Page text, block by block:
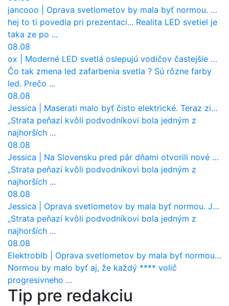
jancooo
Oprava svetlometov by mala byť normou. Jeden nový dnes stojí priemerne 1251 eur!
hej to ti povedia pri prezentaci... Realita LED svetiel je
taka ze po ...
08.08
ox
Moderné LED svetlá oslepujú vodičov častejšie než staré halogény
Čo tak zmena led zafarbenia svetla ? Sú rôzne farby
led. Prečo ...
08.08
Jessica
Maserati malo byť čisto elektrické. Teraz zisťuje, že potrebuje nový osemvalcový motor
„Strata peňazí kvôli podvodníkovi bola jedným z
najhorších ...
08.08
Jessica
Na Slovensku pred pár dňami otvorili nové mosty, ktoré to sú?
„Strata peňazí kvôli podvodníkovi bola jedným z
najhorších ...
08.08
Jessica
Oprava svetlometov by mala byť normou. Jeden nový dnes stojí priemerne 1251 eur!
„Strata peňazí kvôli podvodníkovi bola jedným z
najhorších ...
08.08
Elektroblb
Oprava svetlometov by mala byť normou. Jeden nový dnes stojí priemerne 1251 eur!
Normou by malo byť aj, že každý **** volič
progresivneho ...
Tip pre redakciu